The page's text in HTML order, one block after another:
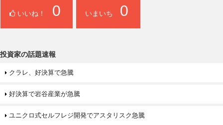
いいね！ 0 いまいち 0
投資家の話題速報
クラレ、好決算で急騰
好決算で岩谷産業が急騰
ユニクロ式セルフレジ開発でアスタリスク急騰